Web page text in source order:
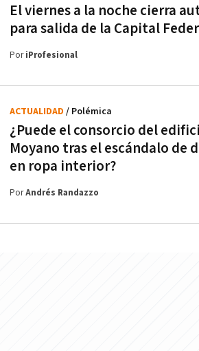
El viernes a la noche cierra
para salida de la Capital
PoriProfesional
¿Puede el consorcio del
Moyano tras el escándalo de
en ropa interior?
ACTUALIDAD / Polémica
PorAndrés Randazzo